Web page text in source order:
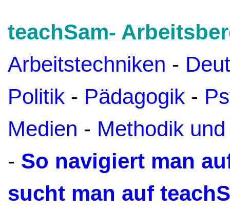
teachSam-
Arbeitstechniken -
Politik - Pädagogik -
Medien - Methodik
- So navigiert man
sucht man auf